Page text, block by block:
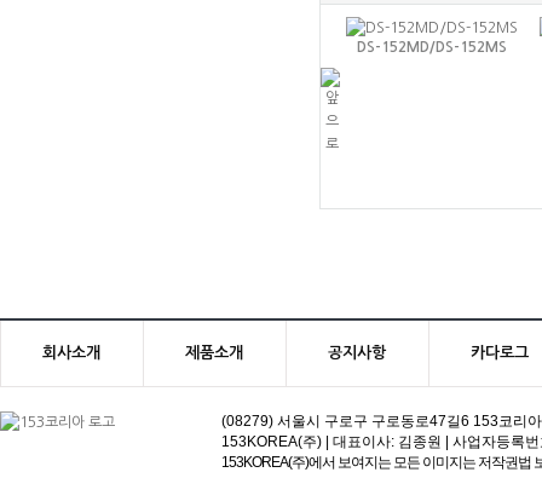
DS-152MD/DS-152MS DS-202MD/
회사소개 제품소개 공지사항 카다로그
(08279) 서울시 구로구 구로동로47길6 153코리
153KOREA(주) | 대표이사: 김종원 | 사업자등록
153KOREA(주)에서 보여지는 모든 이미지는 저작권법